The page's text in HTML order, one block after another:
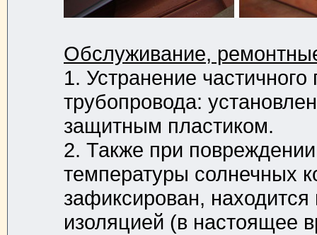
Обслуживание,
1. Устранение
трубопровода:
защитным пластиком.
2. Также при
температуры солнечных
зафиксирован,
изоляцией (в настоящее